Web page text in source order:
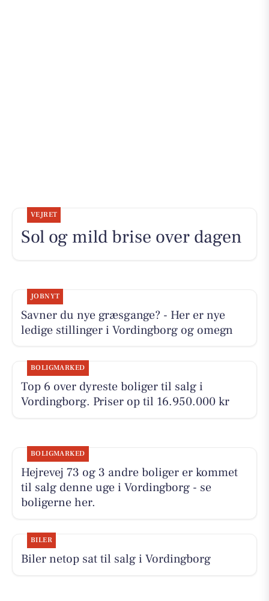
VEJRET
Sol og mild brise over dagen
JOBNYT
Savner du nye græsgange? - Her er nye
ledige stillinger i Vordingborg og omegn
BOLIGMARKED
Top 6 over dyreste boliger til salg i
Vordingborg. Priser op til 16.950.000 kr
BOLIGMARKED
Hejrevej 73 og 3 andre boliger er kommet
til salg denne uge i Vordingborg - se
boligerne her.
BILER
Biler netop sat til salg i Vordingborg